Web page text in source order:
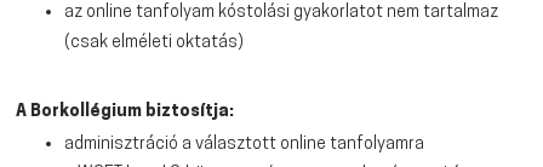
az online tanfolyam kóstolási gyakorlatot nem tartalmaz
(csak elméleti oktatás)
A Borkollégium biztosítja:
adminisztráció a választott online tanfolyamra